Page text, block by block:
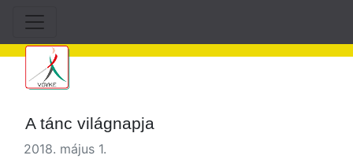
A tánc világnapja
2018. május 1.